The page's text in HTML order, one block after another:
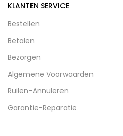
KLANTEN SERVICE
Bestellen
Betalen
Bezorgen
Algemene Voorwaarden
Ruilen-Annuleren
Garantie-Reparatie